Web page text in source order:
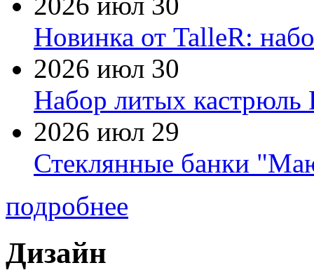
Новинка от TalleR:
2026 июл 30
Набор литых кастрюль
2026 июл 29
Стеклянные банки
подробнее
Дизайн